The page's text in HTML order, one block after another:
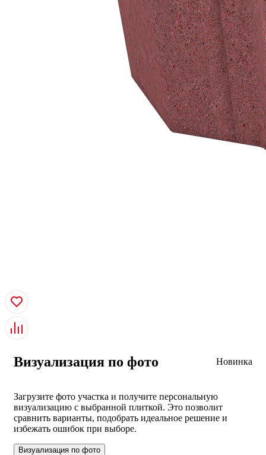
Визуализация по фото Новинка
Загрузите фото участка и получите персональную
визуализацию с выбранной плиткой. Это позволит
сравнить варианты, подобрать идеальное решение и
избежать ошибок при выборе.
Визуализация по фото